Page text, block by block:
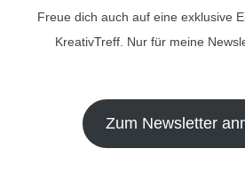
Freue dich auch auf eine exklusive
KreativTreff. Nur für meine
Zum Newsletter